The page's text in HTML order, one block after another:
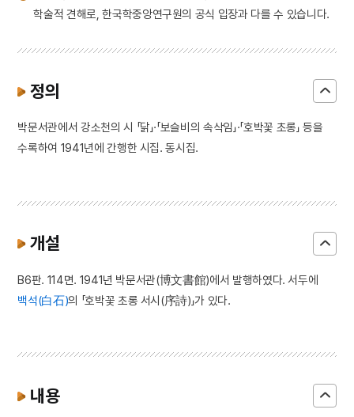
학술적 견해로, 한국학중앙연구원의 공식 입장과 다를 수 있습니다.
정의
박문서관에서 강소천의 시 「닭」·「보슬비의 속삭임」·「호박꽃 초롱」 등을
수록하여 1941년에 간행한 시집. 동시집.
개설
B6판. 114면. 1941년 박문서관(博文書館)에서 발행하였다. 서두에
백석(白石)의 「호박꽃 초롱 서시(序詩)」가 있다.
내용